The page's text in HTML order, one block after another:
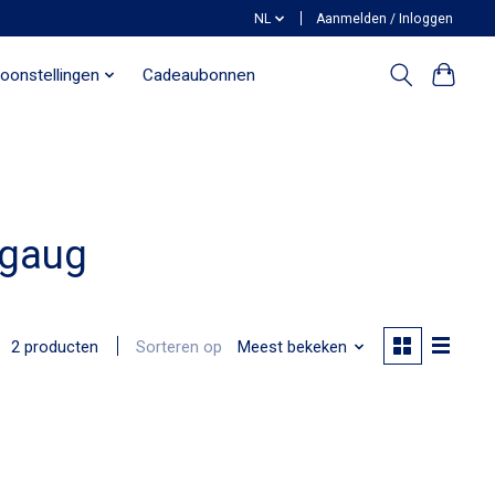
NL Aanmelden / Inloggen
Cadeaubonnen
2 producten Sorteren op Meest bekeken